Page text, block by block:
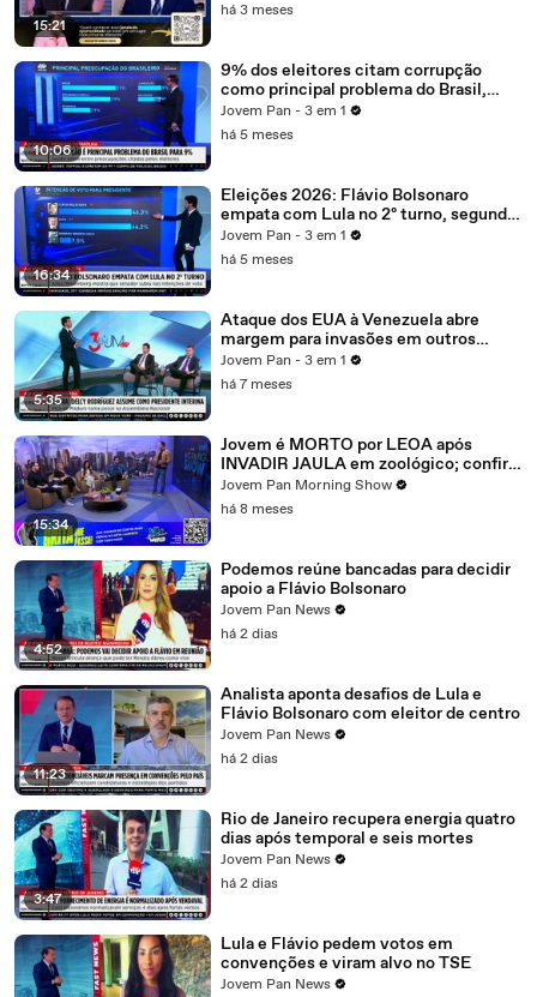
15:21
há 3 meses
10:06
9% dos eleitores citam corrupção
como principal problema do Brasil,
segundo Datafolha
Jovem Pan - 3 em 1
há 5 meses
16:34
Eleições 2026: Flávio Bolsonaro
empata com Lula no 2º turno, segundo
Atlas/Bloomberg
Jovem Pan - 3 em 1
há 5 meses
5:35
Ataque dos EUA à Venezuela abre
margem para invasões em outros
países? Piperno comenta
Jovem Pan - 3 em 1
há 7 meses
15:34
Jovem é MORTO por LEOA após
INVADIR JAULA em zoológico; confira
debate
Jovem Pan Morning Show
há 8 meses
4:52
Podemos reúne bancadas para decidir
apoio a Flávio Bolsonaro
Jovem Pan News
há 2 dias
11:23
Analista aponta desafios de Lula e
Flávio Bolsonaro com eleitor de centro
Jovem Pan News
há 2 dias
3:47
Rio de Janeiro recupera energia quatro
dias após temporal e seis mortes
Jovem Pan News
há 2 dias
Lula e Flávio pedem votos em
convenções e viram alvo no TSE
Jovem Pan News